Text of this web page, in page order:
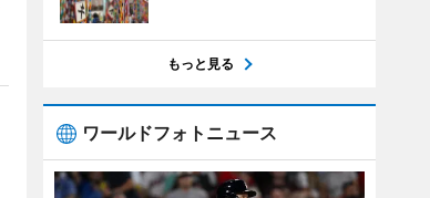
もっと見る
ワールドフォトニュース